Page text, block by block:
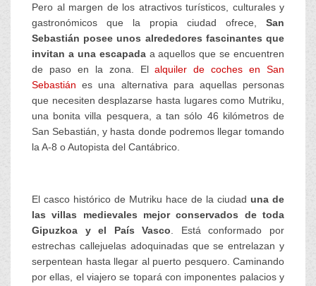
Pero al margen de los atractivos turísticos, culturales y
gastronómicos que la propia ciudad ofrece, San
Sebastián posee unos alrededores fascinantes que
invitan a una escapadaa aquellos que se encuentren
de paso en la zona. Elalquiler de coches en San
Sebastián es una alternativa para aquellas personas
que necesiten desplazarse hasta lugares como Mutriku,
una bonita villa pesquera, a tan sólo 46 kilómetros de
San Sebastián, y hasta donde podremos llegar tomando
la A-8 o Autopista del Cantábrico.
El casco histórico de Mutriku hace de la ciudad una de
las villas medievales mejor conservados de toda
Gipuzkoa y el País Vasco . Está conformado por
estrechas callejuelas adoquinadas que se entrelazan y
serpentean hasta llegar al puerto pesquero. Caminando
por ellas, el viajero se topará con imponentes palacios y